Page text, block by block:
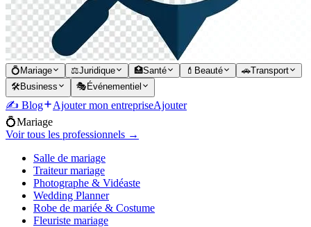
💍 Mariage ⚖️Juridique 🏥Santé 💄 Beauté 🚗Transport
🛠️Business 🎭 Événementiel
✍️ Blog Ajouter mon entrepriseAjouter
💍Mariage
Voir tous les professionnels →
Salle de mariage
Traiteur mariage
Photographe & Vidéaste
Wedding Planner
Robe de mariée & Costume
Fleuriste mariage